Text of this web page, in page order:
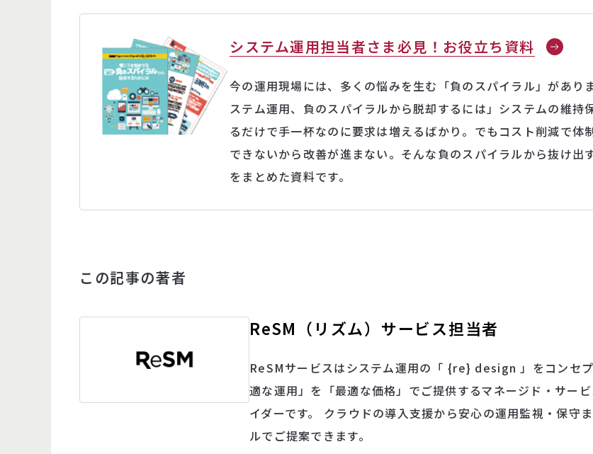
システム運用担当者さま必見！お役立ち資料
今の運用現場には、多くの悩みを生む「負のスパイラル」があり
ステム運用、負のスパイラルから脱却するには」システムの維持
るだけで手一杯なのに要求は増えるばかり。でもコスト削減で体
できないから改善が進まない。そんな負のスパイラルから抜け出
をまとめた資料です。
この記事の著者
ReSM（リズム）サービス担当者
ReSMサービスはシステム運用の「 {re} design 」をコンセ
適な運用」を「最適な価格」でご提供するマネージド・サー
イダーです。 クラウドの導入支援から安心の運用監視・保守
ルでご提案できます。